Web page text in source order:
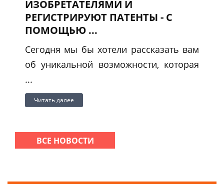
ИЗОБРЕТАТЕЛЯМИ И
РЕГИСТРИРУЮТ ПАТЕНТЫ - С
ПОМОЩЬЮ ...
Сегодня мы бы хотели рассказать вам
об уникальной возможности, которая
...
Читать далее
ВСЕ НОВОСТИ